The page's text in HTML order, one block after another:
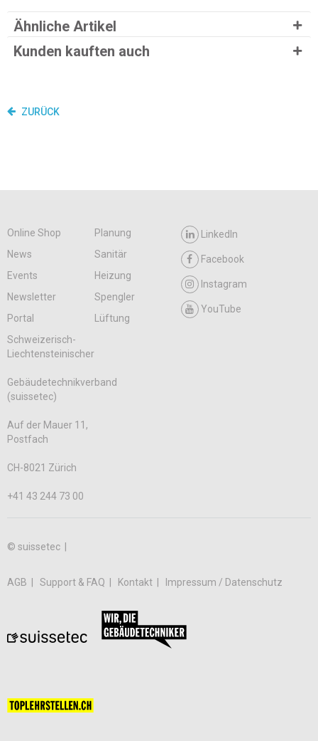
Ähnliche Artikel
Kunden kauften auch
ZURÜCK
Online Shop
Planung
News
Sanitär
Events
Heizung
Newsletter
Spengler
Portal
Lüftung
LinkedIn
Facebook
Instagram
YouTube
Schweizerisch-
Liechtensteinischer
Gebäudetechnikverband
(suissetec)
Auf der Mauer 11,
Postfach
CH-8021 Zürich
+41 43 244 73 00
© suissetec |
AGB Support & FAQ Kontakt Impressum / Datenschutz